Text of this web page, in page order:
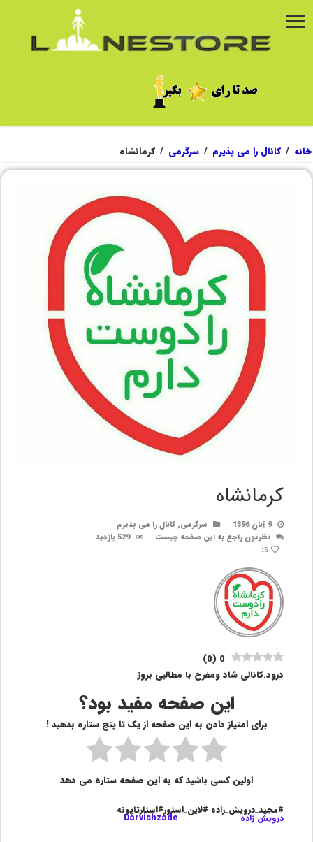
خانه / کانال را می پذیرم / سرگرمی / کرمانشاه
کرمانشاه
9 آبان 1396 سرگرمی,کانال را می پذیرم
نظرتون راجع به این صفحه چیست
529 بازدید
15
0
(
0
)
درود‌.کانالی شاد ومفرح با مطالبی بروز
این صفحه مفید بود؟
برای امتیاز دادن به این صفحه از یک تا پنج ستاره بدهید !
اولین کسی باشید که به این صفحه ستاره می دهد
#مجید_درویش_زاده #لاین_استور#استارتاپونه
درویش زاده Darvishzade